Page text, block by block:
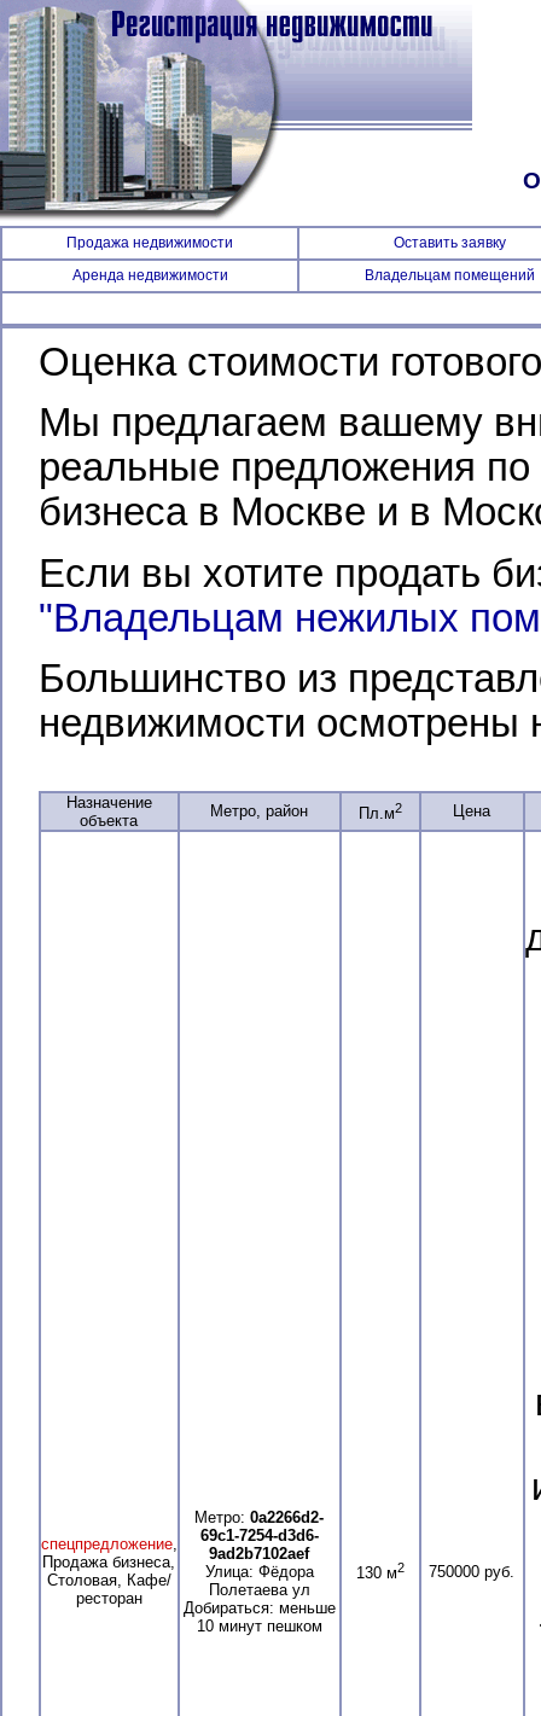
Продажа недвижимости
Оставить заявку
Аренда недвижимости
Владельцам помещений
Оценка стоимости
Мы предлагаем вашему
реальные предложения по
бизнеса в Москве и в
Если вы хотите продать
"Владельцам нежилых
Большинство из
недвижимости
Назначение
объекта
Метро, район Пл.м2 Цена
спецпредложение,
Продажа бизнеса,
Столовая, Кафе/
ресторан
Метро: 0a2266d2-
69c1-7254-d3d6-
9ad2b7102aef
Улица: Фёдора
Полетаева ул
Добираться: меньше
10 минут пешком
130 м2 750000 руб.